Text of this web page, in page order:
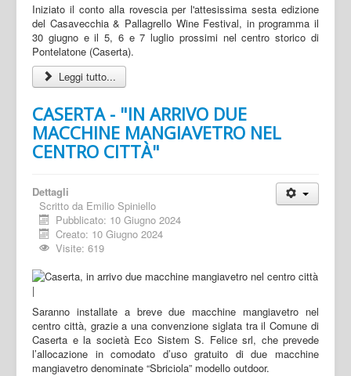
Iniziato il conto alla rovescia per l'attesissima sesta edizione
del Casavecchia & Pallagrello Wine Festival, in programma il
30 giugno e il 5, 6 e 7 luglio prossimi nel centro storico di
Pontelatone (Caserta).
Leggi tutto...
CASERTA - "IN ARRIVO DUE
MACCHINE MANGIAVETRO NEL
CENTRO CITTÀ"
Dettagli
Scritto da Emilio Spiniello
Pubblicato: 10 Giugno 2024
Creato: 10 Giugno 2024
Visite: 619
Saranno installate a breve due macchine mangiavetro nel
centro città, grazie a una convenzione siglata tra il Comune di
Caserta e la società Eco Sistem S. Felice srl, che prevede
l’allocazione in comodato d’uso gratuito di due macchine
mangiavetro denominate “Sbriciola” modello outdoor.